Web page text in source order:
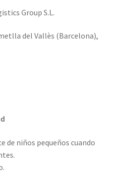
Group S.L.
del Vallès (Barcelona),
de niños pequeños cuando